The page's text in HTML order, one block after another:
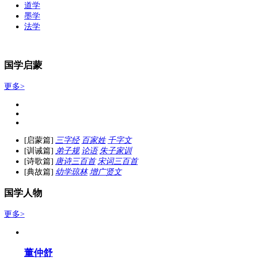
道学
墨学
法学
国学启蒙
更多>
[启蒙篇] 三字经 百家姓 千字文
[训诫篇] 弟子规 论语 朱子家训
[诗歌篇] 唐诗三百首 宋词三百首
[典故篇] 幼学琼林 增广贤文
国学人物
更多>
董仲舒